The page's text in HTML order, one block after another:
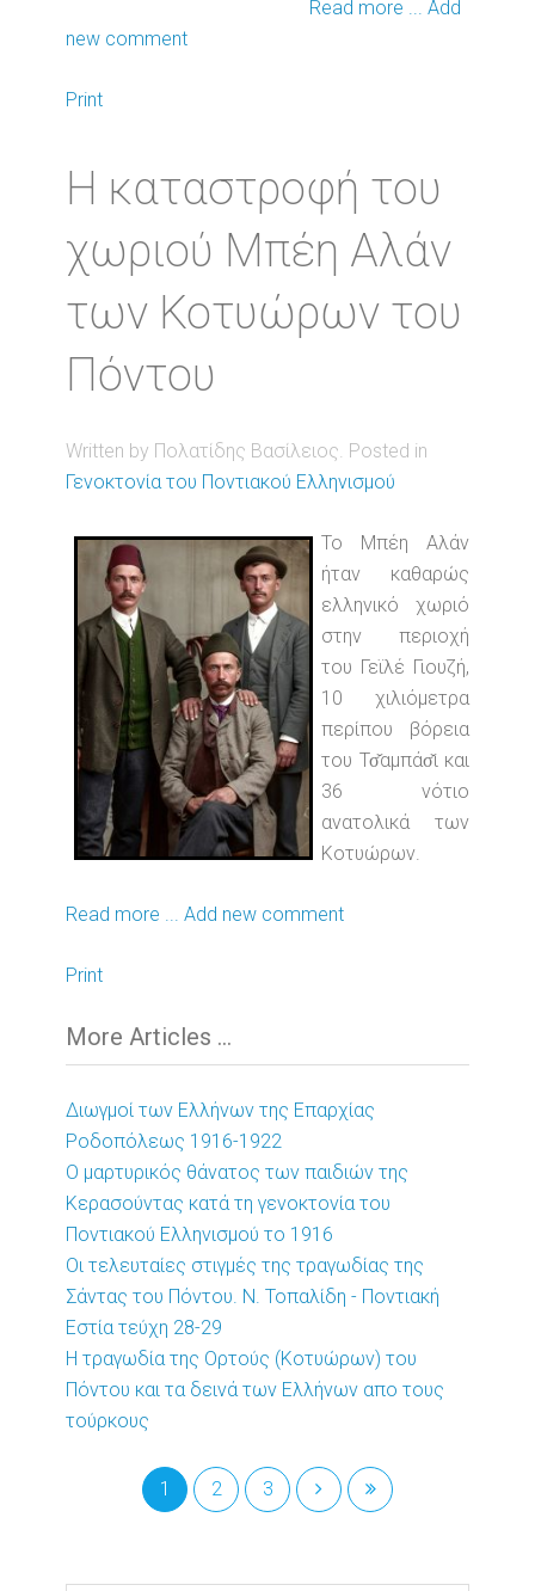
Read more ... Add
new comment
Print
Η καταστροφή του
χωριού Μπέη Αλάν
των Κοτυώρων του
Πόντου
Written by Πολατίδης Βασίλειος. Posted in
Γενοκτονία του Ποντιακού Ελληνισμού
Το Μπέη Αλάν
ήταν καθαρώς
ελληνικό χωριό
στην περιοχή
του Γεϊλέ Γιουζή,
10 χιλιόμετρα
περίπου βόρεια
του Τσ̌αμπάσ̌ι και
36 νότιο
ανατολικά των
Κοτυώρων.
Read more ... Add new comment
Print
More Articles ...
Διωγμοί των Ελλήνων της Επαρχίας
Ροδοπόλεως 1916-1922
Ο μαρτυρικός θάνατος των παιδιών της
Κερασούντας κατά τη γενοκτονία του
Ποντιακού Ελληνισμού το 1916
Οι τελευταίες στιγμές της τραγωδίας της
Σάντας του Πόντου. Ν. Τοπαλίδη - Ποντιακή
Εστία τεύχη 28-29
Η τραγωδία της Ορτούς (Κοτυώρων) του
Πόντου και τα δεινά των Ελλήνων απο τους
τούρκους
1 2 3